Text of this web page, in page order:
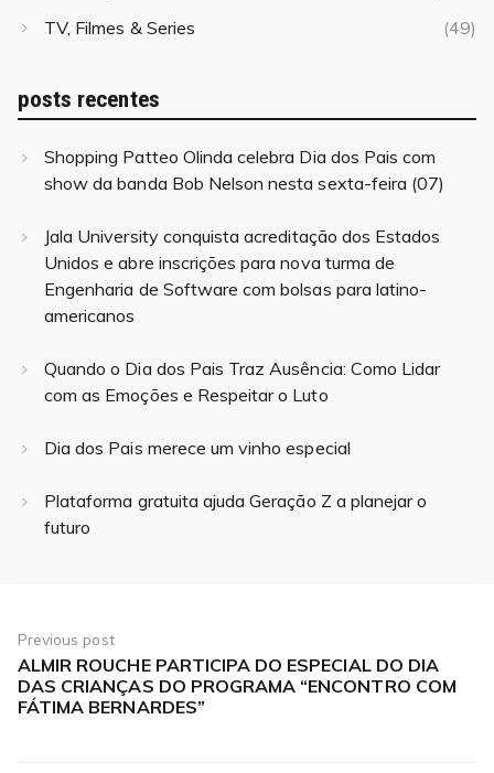
TV, Filmes & Series
(49)
posts recentes
Shopping Patteo Olinda celebra Dia dos Pais com
show da banda Bob Nelson nesta sexta-feira (07)
Jala University conquista acreditação dos Estados
Unidos e abre inscrições para nova turma de
Engenharia de Software com bolsas para latino-
americanos
Quando o Dia dos Pais Traz Ausência: Como Lidar
com as Emoções e Respeitar o Luto
Dia dos Pais merece um vinho especial
Plataforma gratuita ajuda Geração Z a planejar o
futuro
de
Post
Previous post
Previous
post:
ALMIR ROUCHE PARTICIPA DO ESPECIAL DO DIA
DAS CRIANÇAS DO PROGRAMA “ENCONTRO COM
FÁTIMA BERNARDES”